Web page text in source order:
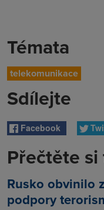
Témata
telekomunikace
Sdílejte
Facebook
Přečtěte si
Rusko obvinilo
podpory